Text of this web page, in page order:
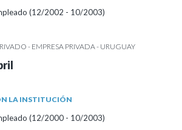
(12/2002 - 10/2003)
- EMPRESA PRIVADA - URUGUAY
LA INSTITUCIÓN
(12/2000 - 10/2003)